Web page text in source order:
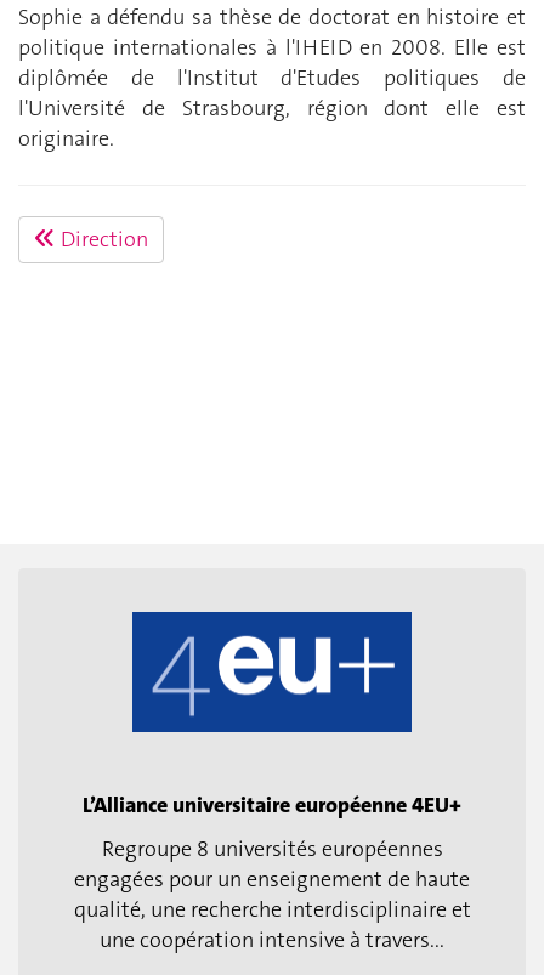
Sophie a défendu sa thèse de doctorat en histoire et
politique internationales à l'IHEID en 2008. Elle est
diplômée de l'Institut d'Etudes politiques de
l'Université de Strasbourg, région dont elle est
originaire.
Direction
L’Alliance universitaire européenne 4EU+
Regroupe 8 universités européennes
engagées pour un enseignement de haute
qualité, une recherche interdisciplinaire et
une coopération intensive à travers...